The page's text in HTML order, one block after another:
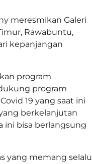
meresmikan Galeri
Rawabuntu,
kepanjangan
program
program
19 yang saat ini
berkelanjutan
ini bisa berlangsung
yang memang selalu